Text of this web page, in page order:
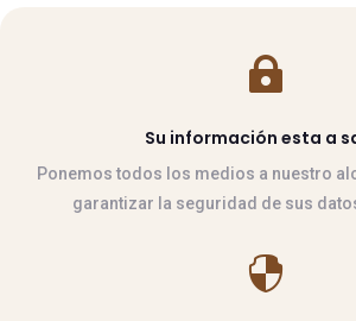

Su información esta a
Ponemos todos los medios a nuestro
garantizar la seguridad de sus
